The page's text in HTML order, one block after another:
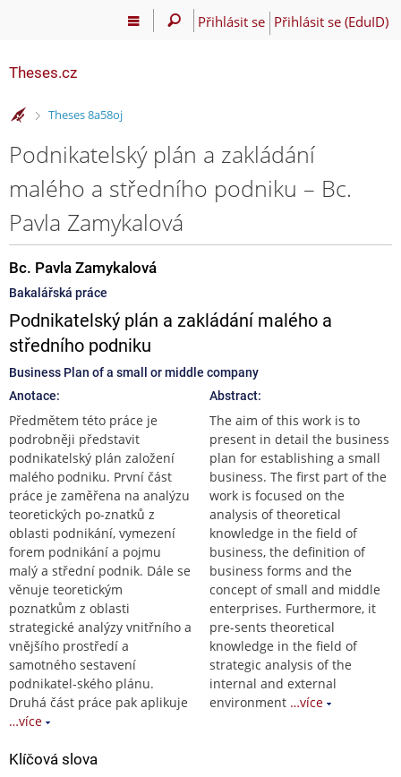
Přihlásit se Přihlásit se (EduID)
Theses.cz
>
Theses 8a58oj
Podnikatelský plán a zakládání
malého a středního podniku – Bc.
Pavla Zamykalová
Bc. Pavla Zamykalová
Bakalářská práce
Podnikatelský plán a zakládání malého a
středního podniku
Business Plan of a small or middle company
Anotace:
Předmětem této práce je
podrobněji představit
podnikatelský plán založení
malého podniku. První část
práce je zaměřena na analýzu
teoretických po-znatků z
oblasti podnikání, vymezení
forem podnikání a pojmu
malý a střední podnik. Dále se
věnuje teoretickým
poznatkům z oblasti
strategické analýzy vnitřního a
vnějšího prostředí a
samotného sestavení
podnikatel-ského plánu.
Druhá část práce pak aplikuje
…více
Abstract:
The aim of this work is to
present in detail the business
plan for establishing a small
business. The first part of the
work is focused on the
analysis of theoretical
knowledge in the field of
business, the definition of
business forms and the
concept of small and middle
enterprises. Furthermore, it
pre-sents theoretical
knowledge in the field of
strategic analysis of the
internal and external
environment …více
Klíčová slova